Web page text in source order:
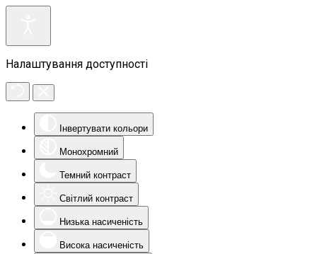
Налаштування доступності
Інвертувати кольори
Монохромний
Темний контраст
Світлий контраст
Низька насиченість
Висока насиченість